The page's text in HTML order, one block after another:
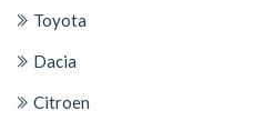
Toyota
Dacia
Citroen